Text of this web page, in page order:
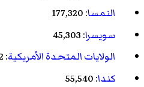
النمسا: 177,320
سويسرا: 45,303
الولايات المتحدة الأمريكية: 174,562
كندا: 55,540